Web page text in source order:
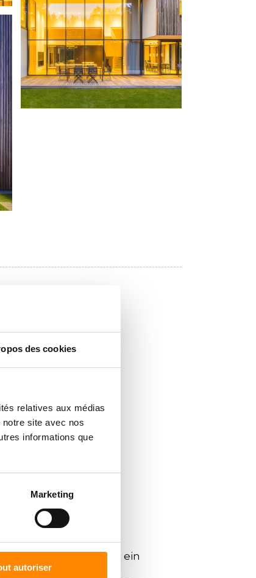
des cookies
relatives aux médias
site avec nos
informations que
Marketing
autoriser
FINDEN
oder eine Stadt ein